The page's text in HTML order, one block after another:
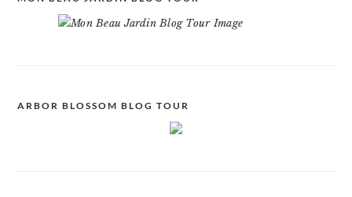
ARBOR BLOSSOM BLOG TOUR